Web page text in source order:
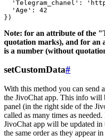
'Telegram_chanel':
  'Age': 42
Note: for an attribute of the
quotation marks), and for
is a number (without
setCustomData#
With this method you can send
the JivoChat app. This info will
panel (in the right side of the
called as many times as
JivoChat app will be updated in
the same order as they appear